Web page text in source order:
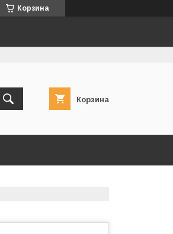
Корзина
Корзина